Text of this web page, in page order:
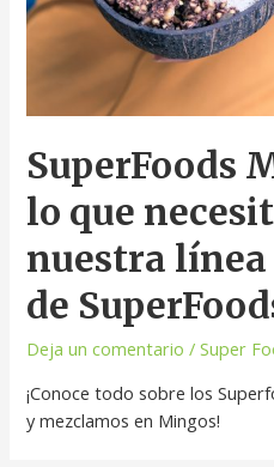
SuperFoods
lo que
nuestra línea
de
Deja un comentario /Super
¡Conoce todo sobre los
y mezclamos en Mingos!